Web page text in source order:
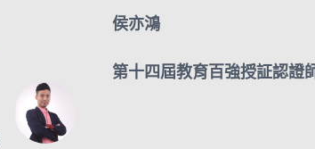
侯亦鴻
第十四屆教育百強授証認證